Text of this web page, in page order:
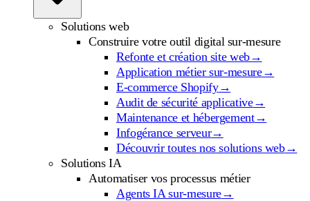
Solutions web
Construire votre outil digital sur-mesure
Refonte et création site web→
Application métier sur-mesure→
E-commerce Shopify→
Audit de sécurité applicative→
Maintenance et hébergement→
Infogérance serveur→
Découvrir toutes nos solutions web→
Solutions IA
Automatiser vos processus métier
Agents IA sur-mesure→